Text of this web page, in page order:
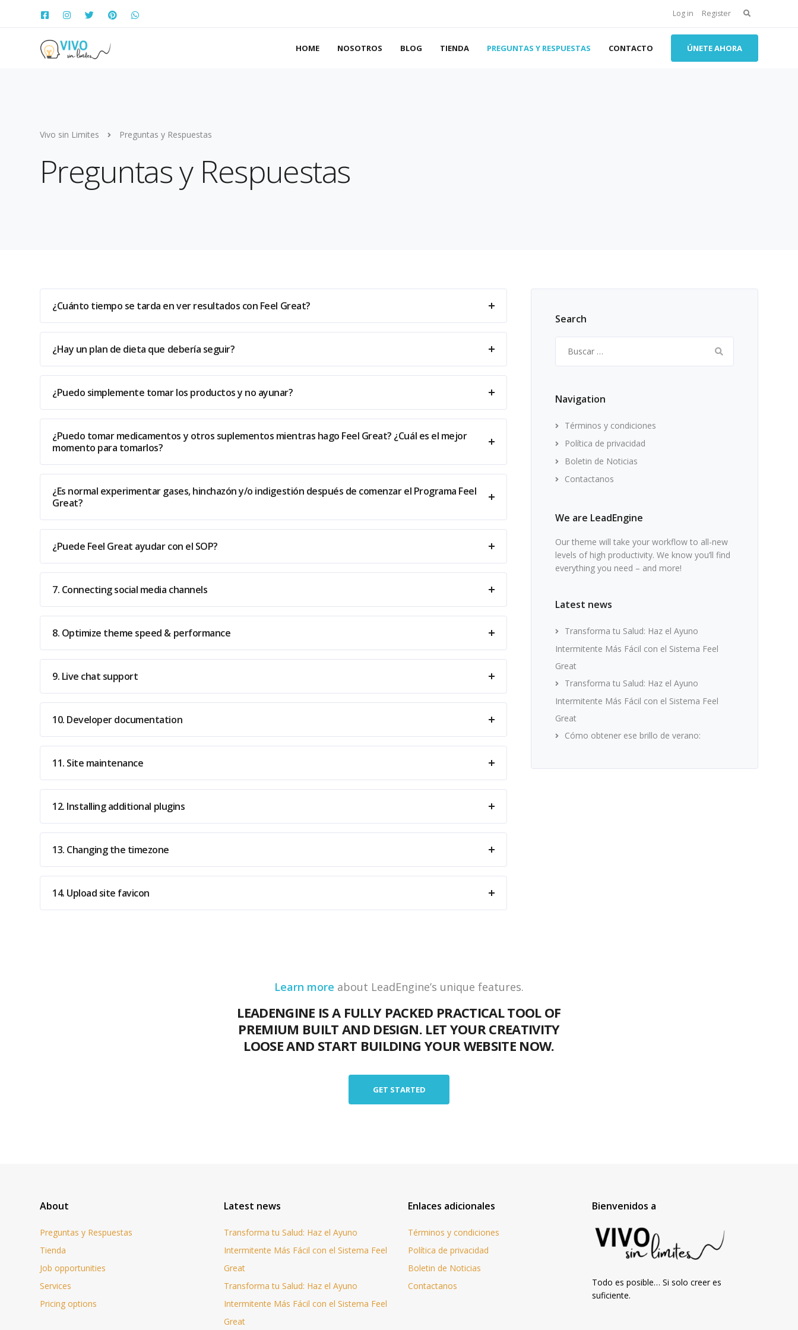
Log in Register Search
for:
HOME NOSOTROS BLOG TIENDA PREGUNTAS Y RESPUESTAS CONTACTO ÚNETE AHORA
Vivo sin Limites Preguntas y Respuestas
Preguntas y Respuestas
¿Cuánto tiempo se tarda en ver resultados con Feel Great?
¿Hay un plan de dieta que debería seguir?
¿Puedo simplemente tomar los productos y no ayunar?
¿Puedo tomar medicamentos y otros suplementos mientras hago Feel Great? ¿Cuál es el mejor
momento para tomarlos?
¿Es normal experimentar gases, hinchazón y/o indigestión después de comenzar el Programa Feel
Great?
¿Puede Feel Great ayudar con el SOP?
7. Connecting social media channels
8. Optimize theme speed & performance
9. Live chat support
10. Developer documentation
11. Site maintenance
12. Installing additional plugins
13. Changing the timezone
14. Upload site favicon
Search
Navigation
Términos y condiciones
Política de privacidad
Boletin de Noticias
Contactanos
We are LeadEngine
Our theme will take your workflow to all-new
levels of high productivity. We know you’ll find
everything you need – and more!
Latest news
Transforma tu Salud: Haz el Ayuno
Intermitente Más Fácil con el Sistema Feel
Great
Transforma tu Salud: Haz el Ayuno
Intermitente Más Fácil con el Sistema Feel
Great
Cómo obtener ese brillo de verano:
Learn more about LeadEngine’s unique features.
LEADENGINE IS A FULLY PACKED PRACTICAL TOOL OF
PREMIUM BUILT AND DESIGN. LET YOUR CREATIVITY
LOOSE AND START BUILDING YOUR WEBSITE NOW.
GET STARTED
About
Preguntas y Respuestas
Tienda
Job opportunities
Services
Pricing options
Latest news
Transforma tu Salud: Haz el Ayuno
Intermitente Más Fácil con el Sistema Feel
Great
Transforma tu Salud: Haz el Ayuno
Intermitente Más Fácil con el Sistema Feel
Great
Enlaces adicionales
Términos y condiciones
Política de privacidad
Boletin de Noticias
Contactanos
Bienvenidos a
Todo es posible… Si solo creer es
suficiente.